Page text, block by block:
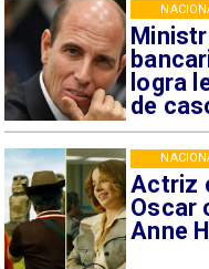
logra
de
Actriz
Oscar
Anne